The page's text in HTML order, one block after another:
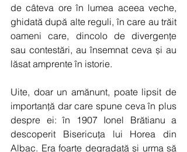
de câteva ore în lumea aceea veche,
ghidată după alte reguli, în care au trăit
oameni care, dincolo de divergențe
sau contestări, au însemnat ceva și au
lăsat amprente în istorie.
Uite, doar un amănunt, poate lipsit de
importanță dar care spune ceva în plus
despre ei: în 1907 Ionel Brătianu a
descoperit Bisericuța lui Horea din
Albac. Era foarte degradată și urma să